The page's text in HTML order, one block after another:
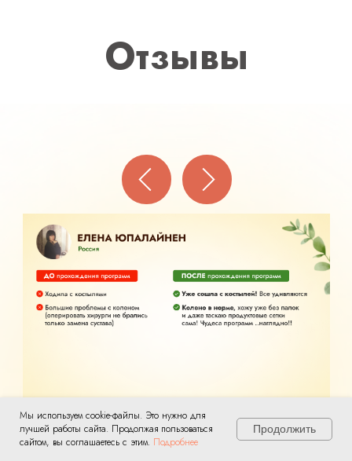
Отзывы
Мы используем cookie-файлы. Это нужно для
лучшей работы сайта. Продолжая пользоваться
сайтом, вы соглашаетесь с этим. Подробнее
Продолжить